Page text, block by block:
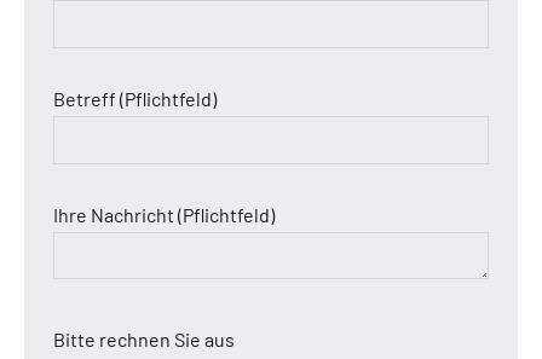
Betreff (Pflichtfeld)
Ihre Nachricht (Pflichtfeld)
Bitte rechnen Sie aus